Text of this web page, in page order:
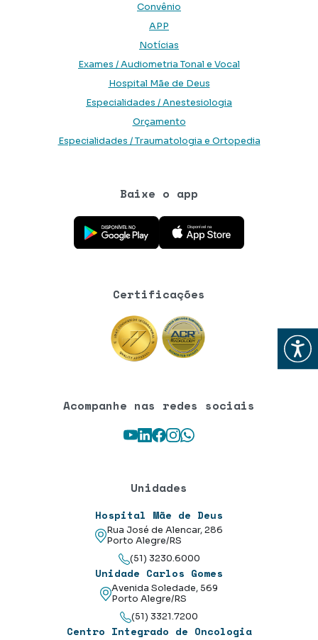
Abrir
Convênio
APP
Notícias
Exames / Audiometria Tonal e Vocal
Hospital Mãe de Deus
Especialidades / Anestesiologia
Orçamento
Especialidades / Traumatologia e Ortopedia
Baixe o app
Baixe o aplicativo na Google Play Store
Baixe o aplicativo na App Store
Certificações
Acompanhe nas redes sociais
Youtube
LinkedIn
Facebook
Instagram
WhatsApp
Unidades
Hospital Mãe de Deus
Rua José de Alencar, 286
Porto Alegre/RS
(51) 3230.6000
Unidade Carlos Gomes
Avenida Soledade, 569
Porto Alegre/RS
(51) 3321.7200
Centro Integrado de Oncologia